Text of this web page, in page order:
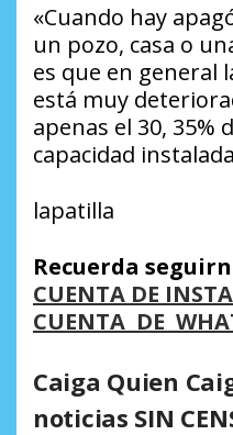
«Cuando hay
un pozo, casa o
es que en general
está muy
apenas el 30, 35%
capacidad
lapatilla
Recuerda
CUENTA DE
CUENTA DE
Caiga Quien
noticias SIN